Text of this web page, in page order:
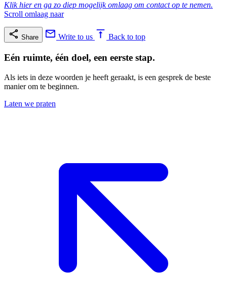
Klik hier en ga zo diep mogelijk omlaag om contact op te nemen.
Scroll omlaag naar
Share Write to us Back to top
Eén ruimte, één doel, een eerste stap.
Als iets in deze woorden je heeft geraakt, is een gesprek de beste
manier om te beginnen.
Laten we praten